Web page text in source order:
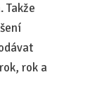
Takže
rok a